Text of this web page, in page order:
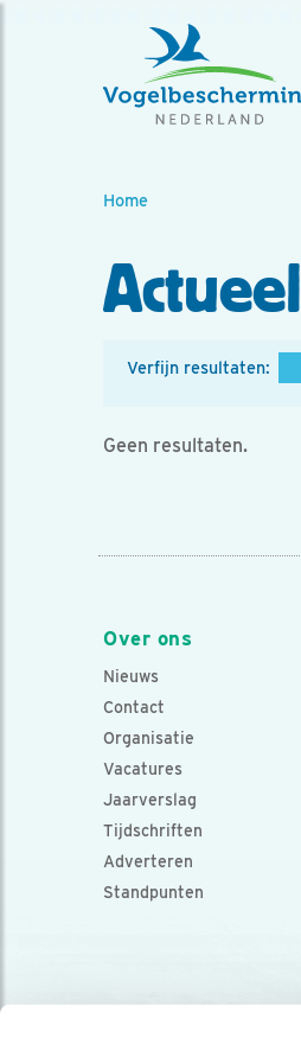
Home
Actueel
Verfijn resultaten:
Geen resultaten.
Over ons
Nieuws
Contact
Organisatie
Vacatures
Jaarverslag
Tijdschriften
Adverteren
Standpunten